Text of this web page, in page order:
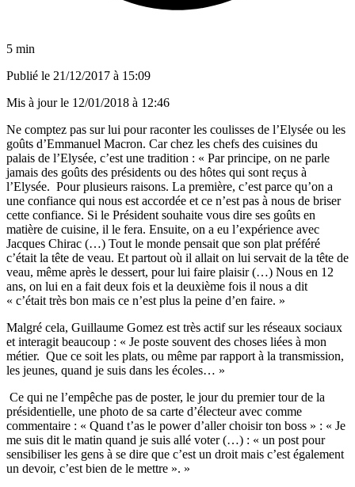
5 min
Publié le 21/12/2017 à 15:09
Mis à jour le 12/01/2018 à 12:46
Ne comptez pas sur lui pour raconter les coulisses de l’Elysée ou les
goûts d’Emmanuel Macron. Car chez les chefs des cuisines du
palais de l’Elysée, c’est une tradition : « Par principe, on ne parle
jamais des goûts des présidents ou des hôtes qui sont reçus à
l’Elysée. Pour plusieurs raisons. La première, c’est parce qu’on a
une confiance qui nous est accordée et ce n’est pas à nous de briser
cette confiance. Si le Président souhaite vous dire ses goûts en
matière de cuisine, il le fera. Ensuite, on a eu l’expérience avec
Jacques Chirac (…) Tout le monde pensait que son plat préféré
c’était la tête de veau. Et partout où il allait on lui servait de la tête de
veau, même après le dessert, pour lui faire plaisir (…) Nous en 12
ans, on lui en a fait deux fois et la deuxième fois il nous a dit
« c’était très bon mais ce n’est plus la peine d’en faire. »
Malgré cela, Guillaume Gomez est très actif sur les réseaux sociaux
et interagit beaucoup : « Je poste souvent des choses liées à mon
métier. Que ce soit les plats, ou même par rapport à la transmission,
les jeunes, quand je suis dans les écoles… »
Ce qui ne l’empêche pas de poster, le jour du premier tour de la
présidentielle, une photo de sa carte d’électeur avec comme
commentaire : « Quand t’as le power d’aller choisir ton boss » : « Je
me suis dit le matin quand je suis allé voter (…) : « un post pour
sensibiliser les gens à se dire que c’est un droit mais c’est également
un devoir, c’est bien de le mettre ». »